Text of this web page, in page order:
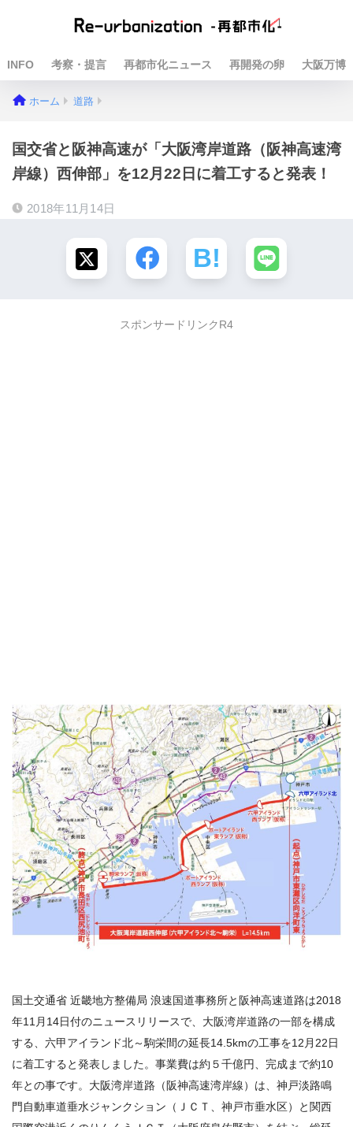
INFO 考察・提言 再都市化ニュース 再開発の卵 大阪万博
ホーム 道路
国交省と阪神高速が「大阪湾岸道路（阪神高速湾
岸線）西伸部」を12月22日に着工すると発表！
2018年11月14日
スポンサードリンクR4
国土交通省 近畿地方整備局 浪速国道事務所と阪神高速道路は2018
年11月14日付のニュースリリースで、大阪湾岸道路の一部を構成
する、六甲アイランド北～駒栄間の延長14.5kmの工事を12月22日
に着工すると発表しました。事業費は約５千億円、完成まで約10
年との事です。大阪湾岸道路（阪神高速湾岸線）は、神戸淡路鳴
門自動車道垂水ジャンクション（ＪＣＴ、神戸市垂水区）と関西